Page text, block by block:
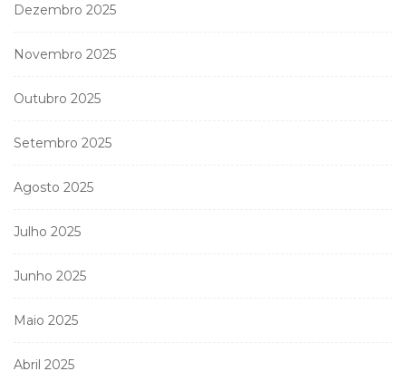
Dezembro 2025
Novembro 2025
Outubro 2025
Setembro 2025
Agosto 2025
Julho 2025
Junho 2025
Maio 2025
Abril 2025